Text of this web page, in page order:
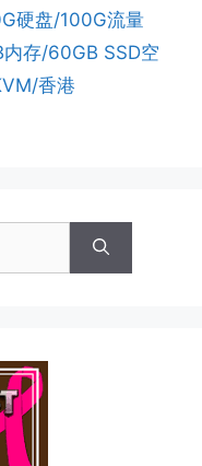
硬盘/100G流量
存/60GB SSD空
香港